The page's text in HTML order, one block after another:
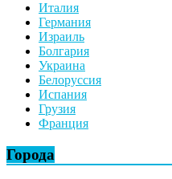
Италия
Германия
Израиль
Болгария
Украина
Белоруссия
Испания
Грузия
Франция
Города